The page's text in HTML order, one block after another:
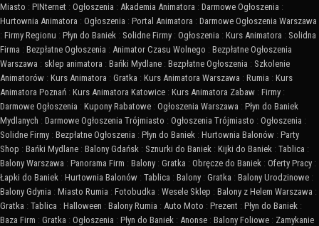
Miasto : PINternet : Ogłoszenia : Akademia Animatora : Darmowe Ogłoszenia :
Hurtownia Animatora : Ogłoszenia : Portal Animatora : Darmowe Ogłoszenia Warszawa
: Firmy Regionu : Płyn do Baniek : Solidne Firmy : Ogłoszenia : Kurs Animatora : Solidna
Firma : Bezpłatne Ogłoszenia : Animator Czasu Wolnego : Bezpłatne Ogłoszenia
Warszawa : sklep animatora : Bańki Mydlane : Bezpłatne Ogłoszenia : Szkolenie
Animatorów : Kurs Animatora : Gratka : Kurs Animatora Warszawa : Rumia : Kurs
Animatora Poznań : Kurs Animatora Katowice : Kurs Animatora Zabaw : Firmy :
Darmowe Ogłoszenia : Kupony Rabatowe : Ogłoszenia Warszawa : Płyn do Baniek
Mydlanych : Darmowe Ogłoszenia Trójmiasto : Ogłoszenia Trójmiasto : Ogłoszenia :
Solidne Firmy : Bezpłatne Ogłoszenia : Płyn do Baniek : Hurtownia Balonów : Party
Shop : Bańki Mydlane : Balony Gdańsk : Sznurki do Baniek : Kijki do Baniek : Tablica :
Balony Warszawa : Panorama Firm : Balony : Gratka : Obręcze do Baniek : Oferty Pracy :
Łapki do Baniek : Hurtownia Balonów : Tablica : Balony : Gratka : Balony Urodzinowe :
Balony Gdynia : Miasto Rumia : Fotobudka : Wesele Sklep : Balony z Helem Warszawa :
Gratka : Tablica : Halloween : Balony Rumia : Auto Moto : Prezent : Płyn do Baniek :
Baza Firm : Gratka : Ogłoszenia : Płyn do Baniek : Anonse : Balony Foliowe : Zamykanie